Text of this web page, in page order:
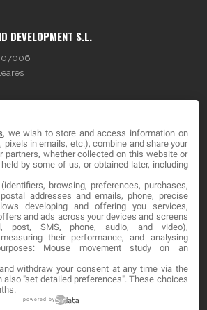
DEVELOPMENT S.L.
07006
, we wish to store and access information on
pixels in emails, etc.), combine and share your
partners, whether collected on this website or
by some of us, or obtained later, including
browsing, preferences, purchases,
addresses and emails, phone, precise
developing and offering you services,
and ads across your devices and screens
post, SMS, phone, audio, and video),
their performance, and analysing
Mouse movement study on an
withdraw your consent at any time via the
also "set detailed preferences". These choices
powered by